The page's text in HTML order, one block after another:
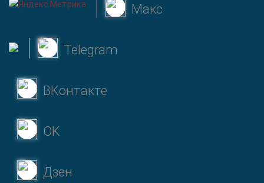
Макс
Telegram
ВКонтакте
OK
Дзен